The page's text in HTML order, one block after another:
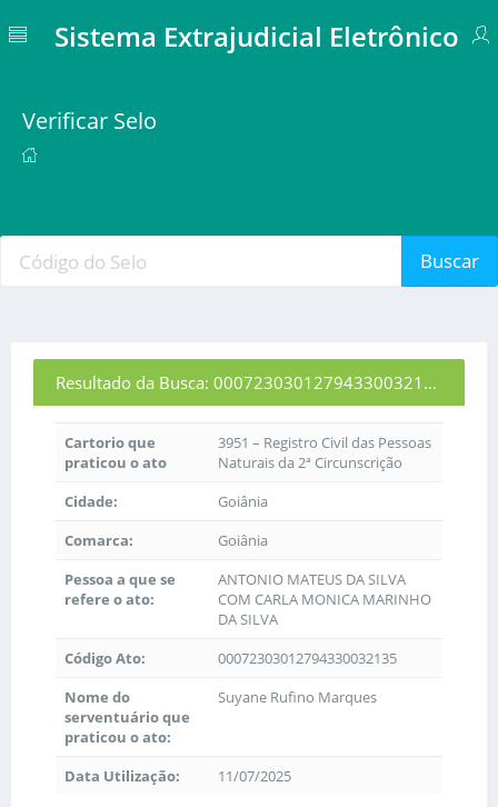
Sistema Extrajudicial Eletrônico
Verificar Selo
Buscar
Resultado da Busca: 00072303012794330032135
Cartorio que
praticou o ato
3951 – Registro Civil das Pessoas
Naturais da 2ª Circunscrição
Cidade:
Goiânia
Comarca:
Goiânia
Pessoa a que se
refere o ato:
ANTONIO MATEUS DA SILVA
COM CARLA MONICA MARINHO
DA SILVA
Código Ato:
00072303012794330032135
Nome do
serventuário que
praticou o ato:
Suyane Rufino Marques
Data Utilização: 11/07/2025